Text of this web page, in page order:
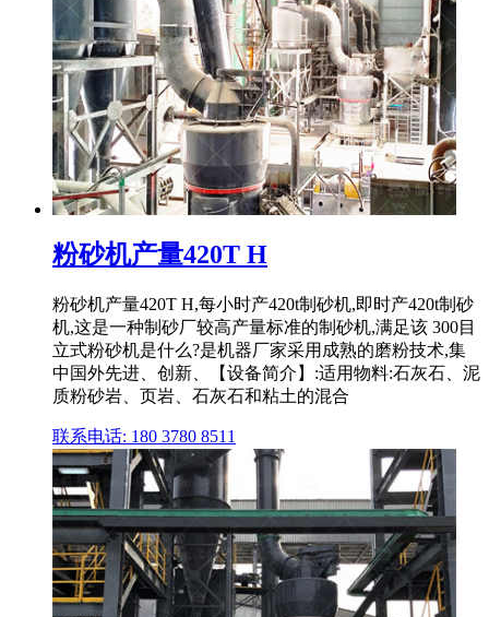
粉砂机产量420T H
粉砂机产量420T H,每小时产420t制砂机,即时产420t制砂
机,这是一种制砂厂较高产量标准的制砂机,满足该 300目
立式粉砂机是什么?是机器厂家采用成熟的磨粉技术,集
中国外先进、创新、【设备简介】:适用物料:石灰石、泥
质粉砂岩、页岩、石灰石和粘土的混合
联系电话: 180 3780 8511